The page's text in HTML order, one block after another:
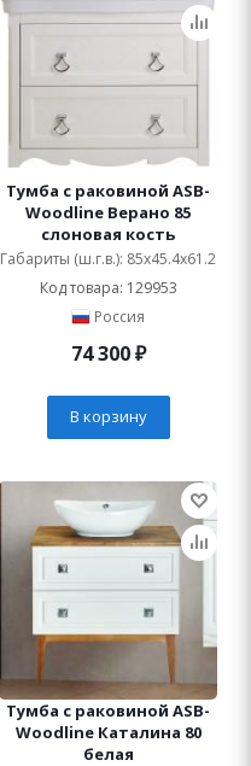
Тумба с раковиной ASB-
Woodline Верано 85
слоновая кость
Габариты (ш.г.в.): 85x45.4x61.2
Код товара: 129953
Россия
74 300₽
В корзину
Тумба с раковиной ASB-
Woodline Каталина 80
белая